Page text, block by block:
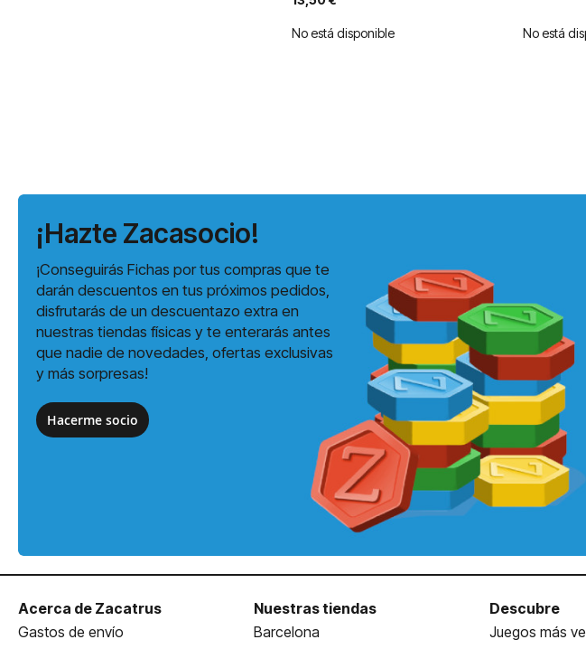
No está disponible No está
¡Hazte Zacasocio!
¡Conseguirás Fichas por tus compras que te
darán descuentos en tus próximos pedidos,
disfrutarás de un descuentazo extra en
nuestras tiendas físicas y te enterarás antes
que nadie de novedades, ofertas exclusivas
y más sorpresas!
Hacerme socio
Acerca de Zacatrus
Gastos de envío
Nuestras tiendas
Barcelona
Descubre
Juegos más